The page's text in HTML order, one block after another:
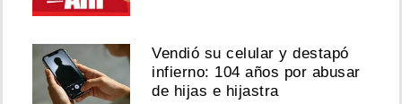
Vendió su celular y destapó
infierno: 104 años por abusar
de hijas e hijastra